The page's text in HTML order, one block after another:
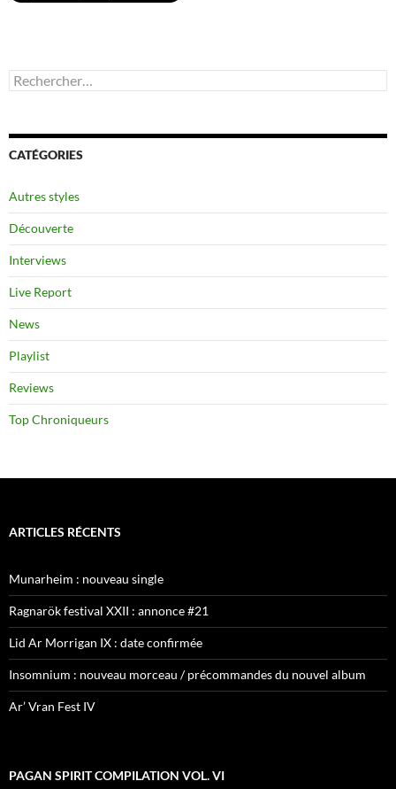
Rechercher :
CATÉGORIES
Autres styles
Découverte
Interviews
Live Report
News
Playlist
Reviews
Top Chroniqueurs
ARTICLES RÉCENTS
Munarheim : nouveau single
Ragnarök festival XXII : annonce #21
Lid Ar Morrigan IX : date confirmée
Insomnium : nouveau morceau / précommandes du nouvel album
Ar’ Vran Fest IV
PAGAN SPIRIT COMPILATION VOL. VI